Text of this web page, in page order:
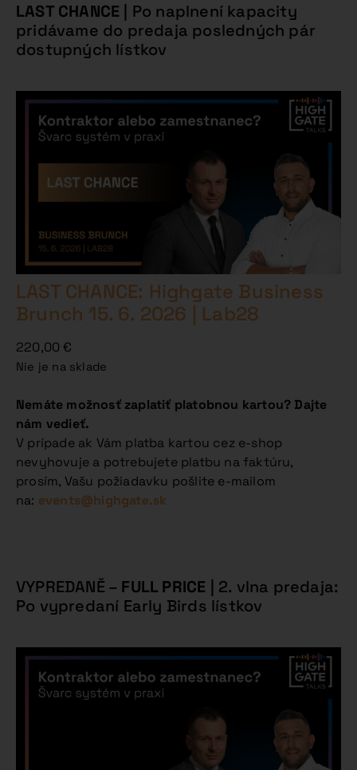
LAST CHANCE | Po naplnení kapacity
pridávame do predaja posledných pár
dostupných lístkov
LAST CHANCE: Highgate Business
Brunch 15. 6. 2026 | Lab28
220,00 €
Nie je na sklade
Nemáte možnosť zaplatiť platobnou kartou? Dajte
nám vedieť.
V prípade ak Vám platba kartou cez e-shop
nevyhovuje a potrebujete platbu na faktúru,
prosím, Vašu požiadavku pošlite e-mailom
na: events@highgate.sk
VYPREDANĚ – FULL PRICE | 2. vlna predaja:
Po vypredaní Early Birds lístkov